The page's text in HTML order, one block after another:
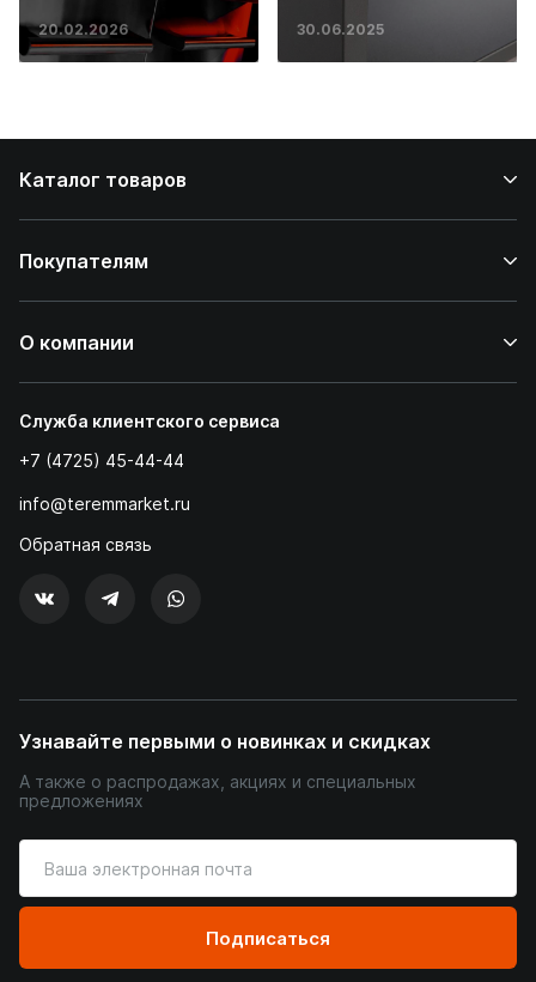
основ инженерии
до ресторанных
20.02.2026 30.06.2025
Каталог товаров
Покупателям
О компании
Служба клиентского сервиса
+7 (4725) 45-44-44
info@teremmarket.ru
Обратная связь
Узнавайте первыми о новинках и скидках
А также о распродажах, акциях и специальных
предложениях
ваш
адрес
почты
Подписаться